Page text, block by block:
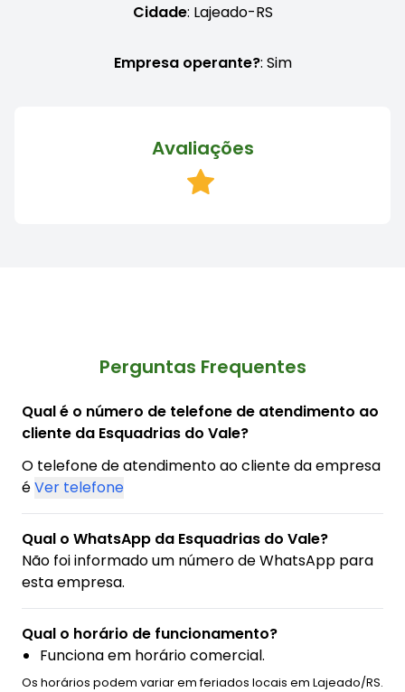
Cidade: Lajeado-RS
Empresa operante?: Sim
Avaliações
Perguntas Frequentes
Qual é o número de telefone de atendimento ao
cliente da Esquadrias do Vale?
O telefone de atendimento ao cliente da empresa
éVer telefone
Qual o WhatsApp da Esquadrias do Vale?
Não foi informado um número de WhatsApp para
esta empresa.
Qual o horário de funcionamento?
Funciona em horário comercial.
Os horários podem variar em feriados locais em Lajeado/RS.